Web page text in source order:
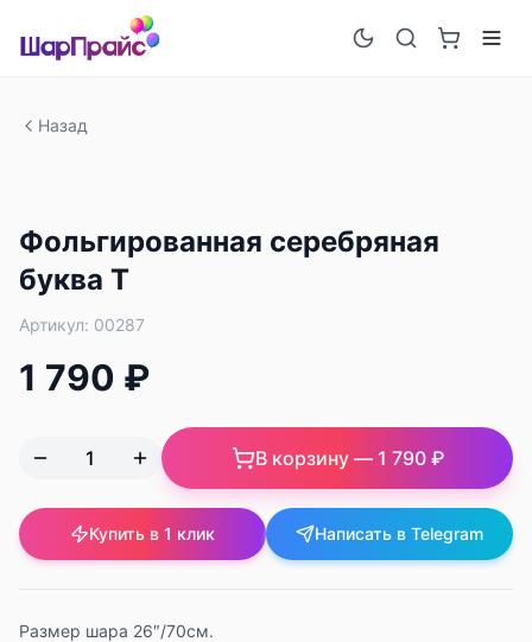
Назад
Фольгированная серебряная
буква T
Артикул: 00287
1 790 ₽
В корзину — 1 790 ₽
Купить в 1 клик Написать в Telegram
Размер шара 26″/70см.